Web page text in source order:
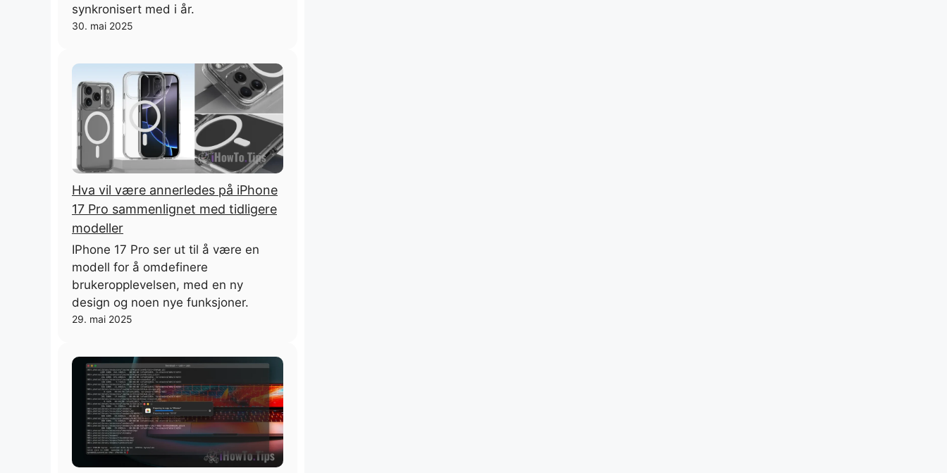
synkronisert med i år.
30. mai 2025
Hva vil være annerledes på iPhone
17 Pro sammenlignet med tidligere
modeller
IPhone 17 Pro ser ut til å være en
modell for å omdefinere
brukeropplevelsen, med en ny
design og noen nye funksjoner.
29. mai 2025